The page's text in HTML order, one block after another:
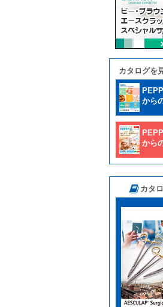
カタログを
から
から
カタ